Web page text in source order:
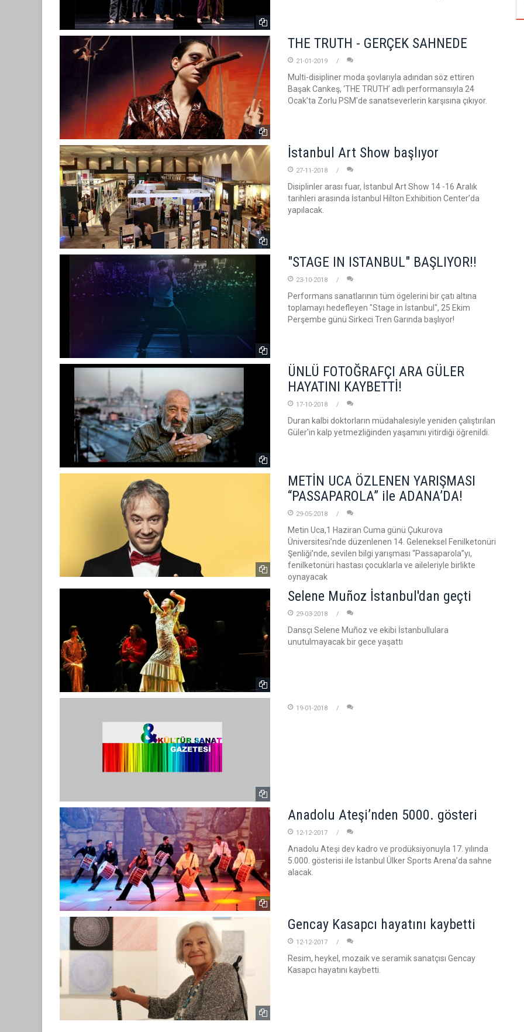
THE TRUTH - GERÇEK SAHNEDE
21-01-2019
Multi-disipliner moda şovlarıyla adından söz ettiren
Başak Cankeş, ‘THE TRUTH’ adlı performansıyla 24
Ocak’ta Zorlu PSM'de sanatseverlerin karşısına çıkıyor.
İstanbul Art Show başlıyor
27-11-2018
Disiplinler arası fuar, İstanbul Art Show 14 -16 Aralık
tarihleri arasında İstanbul Hilton Exhibition Center’da
yapılacak.
"STAGE IN ISTANBUL" BAŞLIYOR!!
23-10-2018
Performans sanatlarının tüm ögelerini bir çatı altına
toplamayı hedefleyen "Stage in İstanbul", 25 Ekim
Perşembe günü Sirkeci Tren Garında başlıyor!
ÜNLÜ FOTOĞRAFÇI ARA GÜLER
HAYATINI KAYBETTİ!
17-10-2018
Duran kalbi doktorların müdahalesiyle yeniden çalıştırılan
Güler'in kalp yetmezliğinden yaşamını yitirdiği öğrenildi.
METİN UCA ÖZLENEN YARIŞMASI
“PASSAPAROLA” ile ADANA’DA!
29-05-2018
Metin Uca,1 Haziran Cuma günü Çukurova
Üniversitesi’nde düzenlenen 14. Geleneksel Fenilketonüri
Şenliği’nde, sevilen bilgi yarışması “Passaparola”yı,
fenilketonüri hastası çocuklarla ve aileleriyle birlikte
oynayacak
Selene Muñoz İstanbul'dan geçti
29-03-2018
Dansçı Selene Muñoz ve ekibi İstanbullulara
unutulmayacak bir gece yaşattı
19-01-2018
Anadolu Ateşi’nden 5000. gösteri
12-12-2017
Anadolu Ateşi dev kadro ve prodüksiyonuyla 17. yılında
5.000. gösterisi ile İstanbul Ülker Sports Arena’da sahne
alacak.
Gencay Kasapcı hayatını kaybetti
12-12-2017
Resim, heykel, mozaik ve seramik sanatçısı Gencay
Kasapcı hayatını kaybetti.